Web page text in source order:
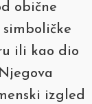
obične
ili kao dio
izgled